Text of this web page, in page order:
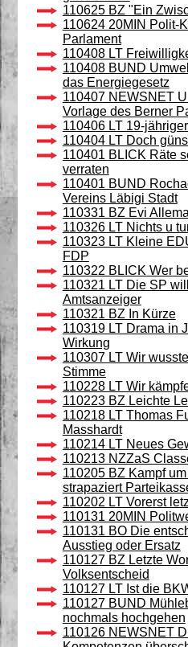
110625 BZ "Ein
110624 20MIN Polit-
Parlament
110408 LT
110408 BUND
das Energiegesetz
110407 NEWSNET
Vorlage des Berner
110406 LT 19-
110404 LT Doch
110401 BLICK Räte
verraten
110401 BUND
Vereins Läbigi Stadt
110331 BZ Evi
110326 LT Nichts u
110323 LT Kleine
FDP
110322 BLICK Wer
110321 LT Die SP
Amtsanzeiger
110321 BZ In Kürze
110319 LT Drama in
Wirkung
110307 LT Wir
Stimme
110228 LT Wir
110223 BZ Leichte
110218 LT Thomas
Masshardt
110214 LT Neues
110213 NZZaS
110205 BZ Kampf
strapaziert
110202 LT Vorerst
110131 20MIN
110131 BO Die
Ausstieg oder Ersatz
110127 BZ Letzte
Volksentscheid
110127 LT Ist die
110127 BUND
nochmals hochgehen
110126 NEWSNET